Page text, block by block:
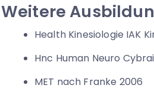
Weitere
Health Kinesiologie IAK
Hnc Human Neuro
MET nach Franke 2006